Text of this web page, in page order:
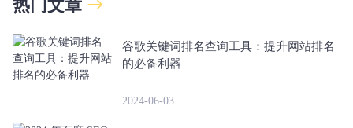
热门文章
谷歌关键词排名查询工具：提升网站排名
的必备利器
2024-06-03